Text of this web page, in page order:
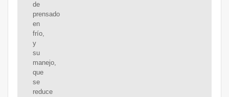
de
prensado
en
frío,
y
su
manejo,
que
se
reduce